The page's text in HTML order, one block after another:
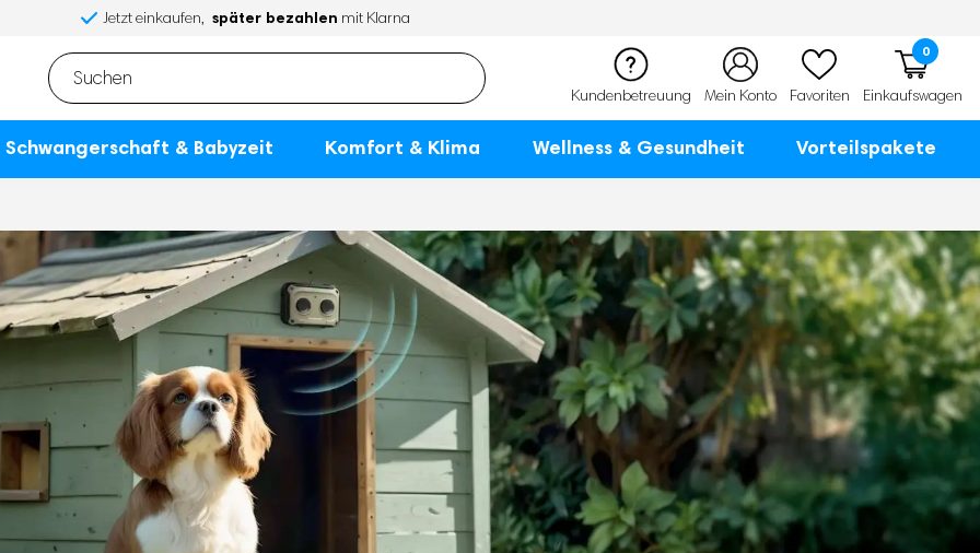
Jetzt einkaufen, später bezahlen mit Klarna
Kundenbetreuung Mein Konto Favoriten
0
Einkaufswagen
Schwangerschaft & Babyzeit Komfort & Klima Wellness & Gesundheit Vorteilspakete